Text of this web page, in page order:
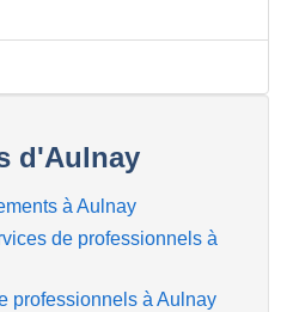
d'Aulnay
à Aulnay
de professionnels à
professionnels à Aulnay